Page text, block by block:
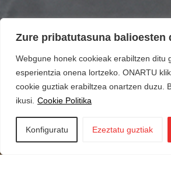
Zure pribatutasuna balioesten
Webgune honek cookieak erabiltzen ditu
esperientzia onena lortzeko. ONARTU
cookie guztiak erabiltzea onartzen duzu.
ikusi. Cookie Politika
Konfiguratu Ezeztatu guztiak